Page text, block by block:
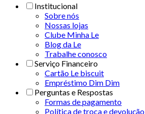
Institucional
Sobre nós
Nossas lojas
Clube Minha Le
Blog da Le
Trabalhe conosco
Serviço Financeiro
Cartão Le biscuit
Empréstimo Dim Dim
Perguntas e Respostas
Formas de pagamento
Política de troca e devolução